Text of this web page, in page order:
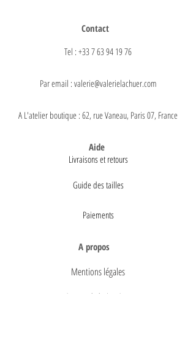
Contact
Tel : +33 7 63 94 19 76
Par email : valerie@valerielachuer.com
A L'atelier boutique : 62, rue Vaneau, Paris 07, France
Aide
Livraisons et retours
Guide des tailles
Paiements
A propos
Mentions légales
Conditions générales de vente